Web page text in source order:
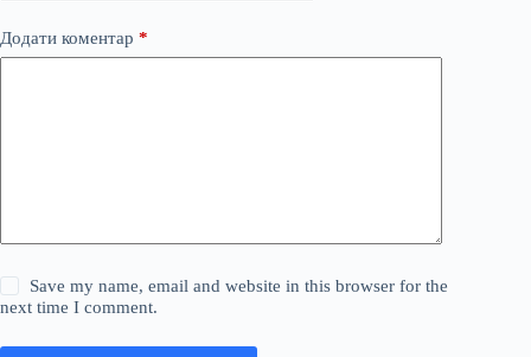
Додати коментар *
Save my name, email and website in this browser for the
next time I comment.